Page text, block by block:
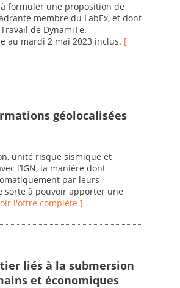
à formuler une proposition de
membre du LabEx, et dont
de DynamiTe.
au mardi 2 mai 2023 inclus. [
géolocalisées
unité risque sismique et
l’IGN, la manière dont
par leurs
sorte à pouvoir apporter une
l'offre complète ]
liés à la submersion
et économiques